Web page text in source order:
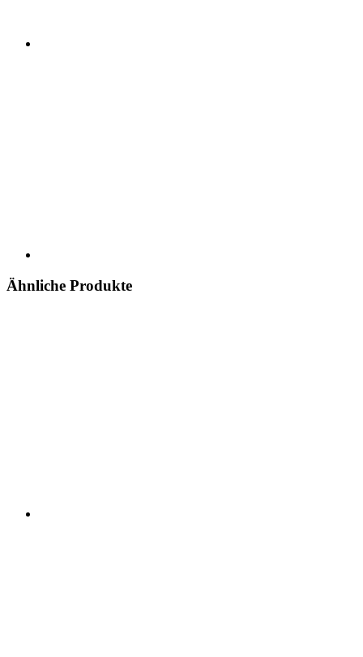
Ähnliche Produkte